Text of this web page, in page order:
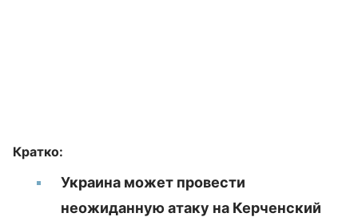
Кратко:
Украина может провести
неожиданную атаку на Керченский